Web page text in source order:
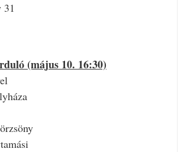
31
(május 10. 16:30)